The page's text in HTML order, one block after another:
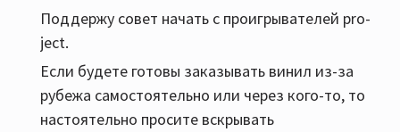
Поддержу совет начать с проигрывателей pro-
ject.
Если будете готовы заказывать винил из-за
рубежа самостоятельно или через кого-то, то
настоятельно просите вскрывать